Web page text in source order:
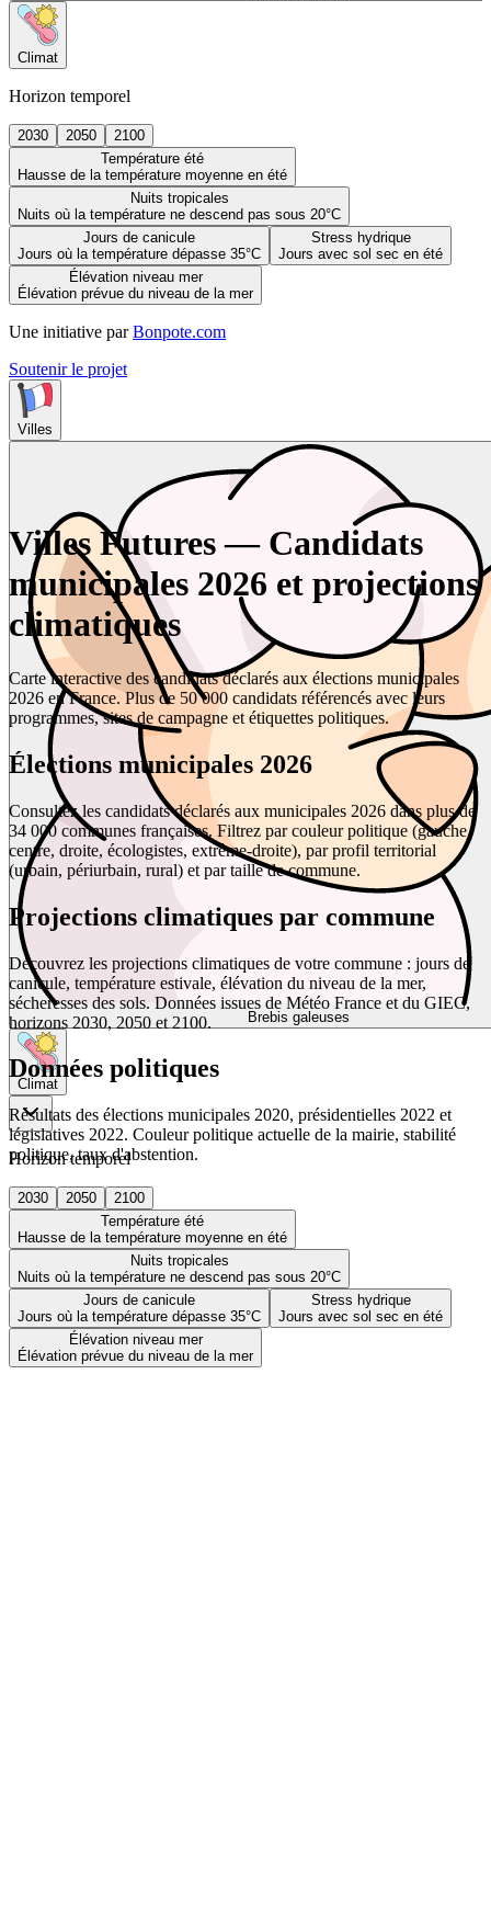
Climat
Horizon temporel
2030 2050
2100
Température été
Hausse de la température moyenne en été
Nuits tropicales
Nuits où la température ne descend pas sous 20°C
Jours de canicule
Jours où la température dépasse 35°C
Stress hydrique
Jours avec sol sec en été
Élévation niveau mer
Élévation prévue du niveau de la mer
Une initiative par Bonpote.com
Soutenir le projet
Villes
Brebis galeuses
Climat
Horizon temporel
2030 2050
2100
Température été
Hausse de la température moyenne en été
Nuits tropicales
Nuits où la température ne descend pas sous 20°C
Jours de canicule
Jours où la température dépasse 35°C
Stress hydrique
Jours avec sol sec en été
Élévation niveau mer
Élévation prévue du niveau de la mer
Villes Futures — Candidats
municipales 2026 et projections
climatiques
Carte interactive des candidats déclarés aux élections municipales
2026 en France. Plus de 50 000 candidats référencés avec leurs
programmes, sites de campagne et étiquettes politiques.
Élections municipales 2026
Consultez les candidats déclarés aux municipales 2026 dans plus de
34 000 communes françaises. Filtrez par couleur politique (gauche,
centre, droite, écologistes, extrême-droite), par profil territorial
(urbain, périurbain, rural) et par taille de commune.
Projections climatiques par commune
Découvrez les projections climatiques de votre commune : jours de
canicule, température estivale, élévation du niveau de la mer,
sécheresses des sols. Données issues de Météo France et du GIEC,
horizons 2030, 2050 et 2100.
Données politiques
Résultats des élections municipales 2020, présidentielles 2022 et
législatives 2022. Couleur politique actuelle de la mairie, stabilité
politique, taux d'abstention.